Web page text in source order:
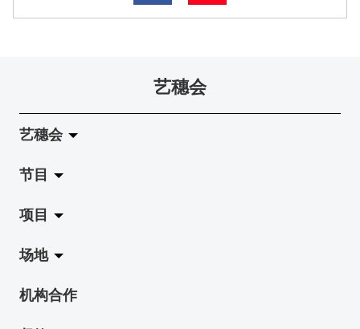
艺穗会
艺穗会
关于艺穗会
艺穗会的演化
使命与宗旨
艺穗会架构
节目
拉阔
展览
演出
项目
Jazz-Go-Central, Jazz-Go-Fringe
LPL
场地
陈丽玲划廊
机构合作